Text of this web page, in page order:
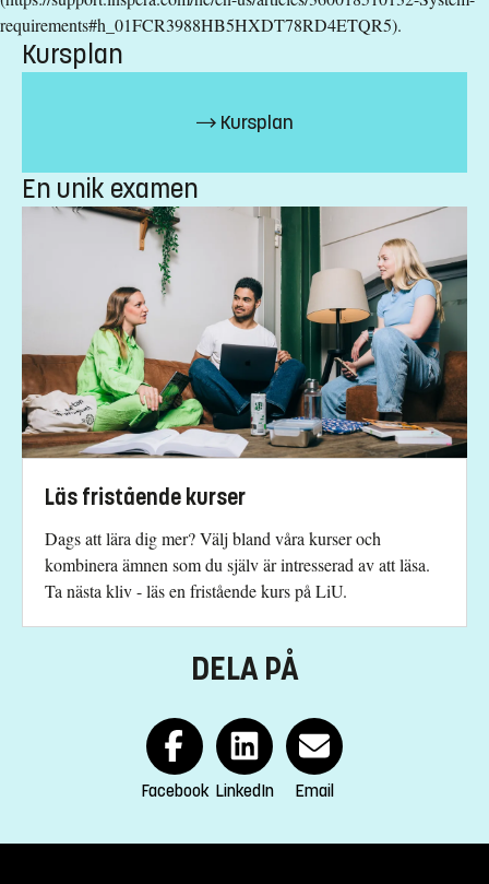
Kursplan
requirements#h_01FCR3988HB5HXDT78RD4ETQR5).
Kursplan
Kursplan
En unik examen
Läs fristående kurser
Dags att lära dig mer? Välj bland våra kurser och
kombinera ämnen som du själv är intresserad av att läsa.
Ta nästa kliv - läs en fristående kurs på LiU.
DELA PÅ
Facebook LinkedIn Email